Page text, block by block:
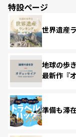
特設ページ
世界遺産
地球の歩
最新作『
準備も滞